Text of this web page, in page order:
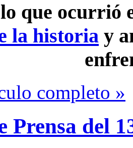
que ocurrió
la historia y
completo »
Prensa del